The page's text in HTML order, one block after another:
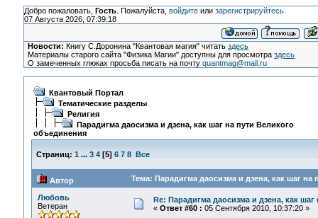
Добро пожаловать, Гость. Пожалуйста, войдитеили зарегистрируйтесь.
07 Августа 2026, 07:39:18
Новости: Книгу С.Доронина "Квантовая магия" читатьздесь
Материалы старого сайта "Физика Магии" доступны для просмотраздесь
О замеченных глюках просьба писать на почтуquantmag@mail.ru
Квантовый Портал
Тематические разделы
Религия
Парадигма даосизма и дзена, как шаг на пути Великого
объединения
Страниц: 1 ... 3 4[5] 6 7 8 Все
Автор Тема: Парадигма даосизма и дзена, как шаг
Любовь
Ветеран
Re: Парадигма даосизма и дзена, как
« Ответ #60 : 05 Сентября 2010, 10:37:20 »